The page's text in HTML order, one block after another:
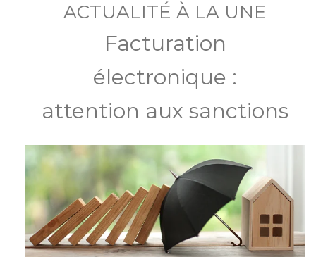
ACTUALITÉ À LA UNE
Facturation
électronique :
attention aux sanctions